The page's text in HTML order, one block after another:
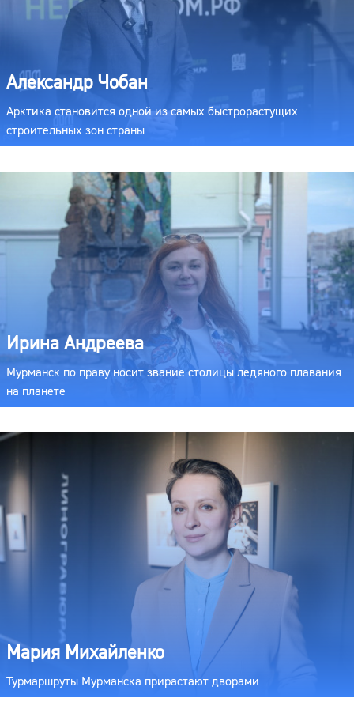
Александр Чобан
Арктика становится одной из самых быстрорастущих
строительных зон страны
Ирина Андреева
Мурманск по праву носит звание столицы ледяного плавания
на планете
Мария Михайленко
Турмаршруты Мурманска прирастают дворами